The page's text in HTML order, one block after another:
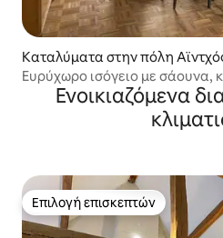
Καταλύματα στην πόλη
Ευρύχωρο ισόγειο με σάουνα,
Ενοικιαζόμενα
Επιλογή επισκεπτών
Επιλογή επισκεπτών